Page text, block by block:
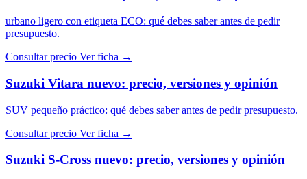
urbano ligero con etiqueta ECO: qué debes saber antes de pedir
presupuesto.
Consultar precio Ver ficha →
Suzuki Vitara nuevo: precio, versiones y opinión
SUV pequeño práctico: qué debes saber antes de pedir presupuesto.
Consultar precio Ver ficha →
Suzuki S-Cross nuevo: precio, versiones y opinión